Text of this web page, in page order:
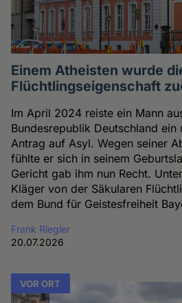
Einem Atheisten wurde
Flüchtlingseigenschaft
Im April 2024 reiste ein Mann
Bundesrepublik Deutschland ein
Antrag auf Asyl. Wegen seiner
fühlte er sich in seinem
Gericht gab ihm nun Recht.
Kläger von der Säkularen
dem Bund für Geistesfreiheit
Frank Riegler
20.07.2026
VOR ORT